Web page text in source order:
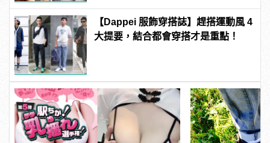
【Dappei 服飾穿搭誌】趕搭運動風 4
大提要，結合都會穿搭才是重點！